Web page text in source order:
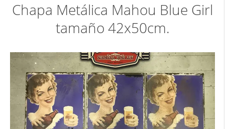
Chapa Metálica Mahou Blue Girl
tamaño 42x50cm.